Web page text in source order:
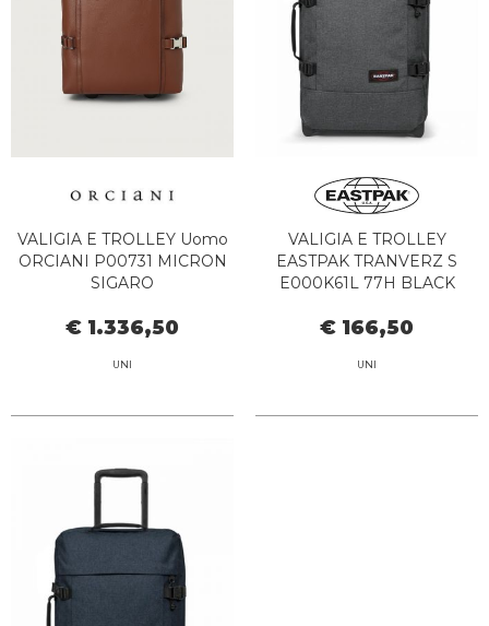
VALIGIA E TROLLEY Uomo
ORCIANI P00731 MICRON
SIGARO
€ 1.336,50
UNI
VALIGIA E TROLLEY
EASTPAK TRANVERZ S
E000K61L 77H BLACK
€ 166,50
UNI